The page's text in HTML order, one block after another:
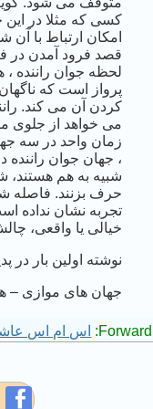
کسی که مثلا در این
امکان ارتباط با
قصد فرود آمدن در
لحظه جوان راننده ،
پرواز است که
کردن آن می کند.
می خواهد از جلوی
زمان واحد در سه
، جهان جوان
شبیه به هم هستند،
حرف بزنند. فاصله
تجربه نشان نداده
خیالی یا واقعی،
نوشته اولین بار در
جهان های موازی –
Forward اس ام اس